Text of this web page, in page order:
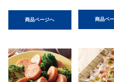
商品ページへ 商品ペ